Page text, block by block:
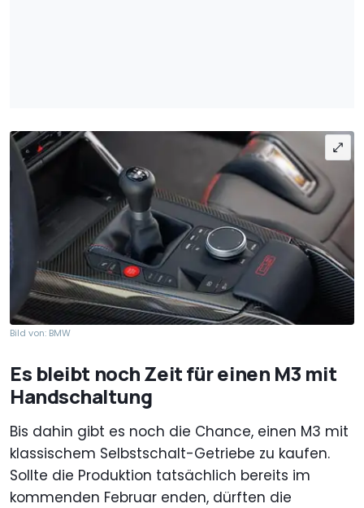
Bild von: BMW
Es bleibt noch Zeit für einen M3 mit
Handschaltung
Bis dahin gibt es noch die Chance, einen M3 mit
klassischem Selbstschalt-Getriebe zu kaufen.
Sollte die Produktion tatsächlich bereits im
kommenden Februar enden, dürften die